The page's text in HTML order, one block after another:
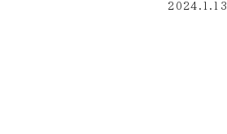
2024.1.13